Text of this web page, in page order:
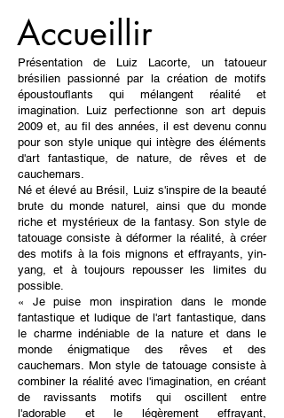
Accueillir
Présentation de Luiz Lacorte, un tatoueur
brésilien passionné par la création de motifs
époustouflants qui mélangent réalité et
imagination. Luiz perfectionne son art depuis
2009 et, au fil des années, il est devenu connu
pour son style unique qui intègre des éléments
d'art fantastique, de nature, de rêves et de
cauchemars.
Né et élevé au Brésil, Luiz s'inspire de la beauté
brute du monde naturel, ainsi que du monde
riche et mystérieux de la fantasy. Son style de
tatouage consiste à déformer la réalité, à créer
des motifs à la fois mignons et effrayants, yin-
yang, et à toujours repousser les limites du
possible.
« Je puise mon inspiration dans le monde
fantastique et ludique de l'art fantastique, dans
le charme indéniable de la nature et dans le
monde énigmatique des rêves et des
cauchemars. Mon style de tatouage consiste à
combiner la réalité avec l'imagination, en créant
de ravissants motifs qui oscillent entre
l'adorable et le légèrement effrayant,